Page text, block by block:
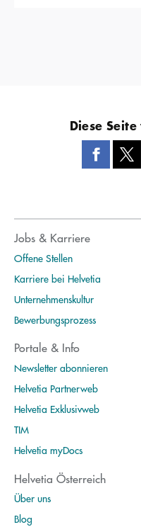
Diese
Jobs & Karriere
Offene Stellen
Karriere bei Helvetia
Unternehmenskultur
Bewerbungsprozess
Portale & Info
Newsletter abonnieren
Helvetia Partnerweb
Helvetia Exklusivweb
TIM
Helvetia myDocs
Helvetia Österreich
Über uns
Blog